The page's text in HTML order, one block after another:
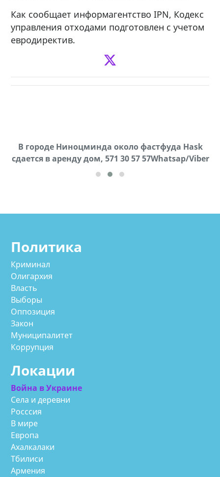
Как сообщает информагентство IPN, Кодекс
управления отходами подготовлен с учетом
евродиректив.
В городе Ниноцминда около фастфуда Hask
cдается в аренду дом, 571 30 57 57Whatsap/Viber
Продается машина марки Prado,571 30 57
57Whatsap/Viber
Политика
Криминал
Олигархия
Власть
Выборы
Оппозиция
Закон
Муниципалитет
Коррупция
Локации
Война в Украине
Села и деревни
Росссия
В мире
Европа
Ахалкалаки
Тбилиси
Армения